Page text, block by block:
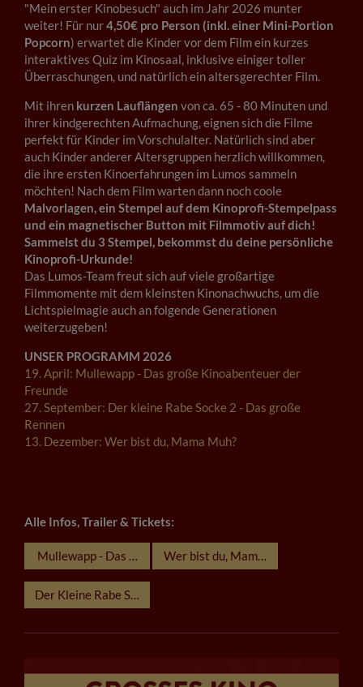
"Mein erster Kinobesuch" auch im Jahr 2026 munter
weiter! Für nur4,50€ pro Person (inkl. einer Mini-Portion
Popcorn) erwartet die Kinder vor dem Film ein kurzes
interaktives Quiz im Kinosaal, inklusive einiger toller
Überraschungen, und natürlich ein altersgerechter Film.
Mit ihren kurzen Lauflängen von ca. 65 - 80 Minuten und
ihrer kindgerechten Aufmachung, eignen sich die Filme
perfekt für Kinder im Vorschulalter. Natürlich sind aber
auch Kinder anderer Altersgruppen herzlich willkommen,
die ihre ersten Kinoerfahrungen im Lumos sammeln
möchten! Nach dem Film warten dann noch coole
Malvorlagen, ein Stempel auf dem Kinoprofi-Stempelpass
und ein magnetischer Button mit Filmmotiv auf dich!
Sammelst du 3 Stempel, bekommst du deine persönliche
Kinoprofi-Urkunde!
Das Lumos-Team freut sich auf viele großartige
Filmmomente mit dem kleinsten Kinonachwuchs, um die
Lichtspielmagie auch an folgende Generationen
weiterzugeben!
UNSER PROGRAMM 2026
19. April: Mullewapp - Das große Kinoabenteuer der
Freunde
27. September: Der kleine Rabe Socke 2 - Das große
Rennen
13. Dezember: Wer bist du, Mama Muh?
Alle Infos, Trailer & Tickets:
Mullewapp - Das große Kinoabenteuer der Freunde
Wer bist du, Mama Muh?
Der Kleine Rabe Socke 2 - das Grosse Rennen